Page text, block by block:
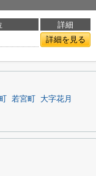
詳細
詳細を見る
若宮町
大字花月